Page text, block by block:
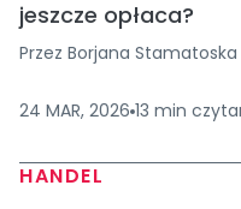
jeszcze opłaca?
Przez Borjana Stamatoska
24 MAR, 2026 13 min
HANDEL